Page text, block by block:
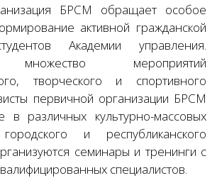
БРСМ обращает особое
активной гражданской
Академии управления.
множество мероприятий
творческого и спортивного
первичной организации БРСМ
в различных культурно-массовых
и республиканского
семинары и тренинги с
специалистов.